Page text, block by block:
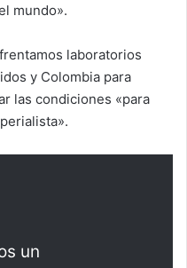
mundo».
laboratorios
y Colombia para
las condiciones «para
un